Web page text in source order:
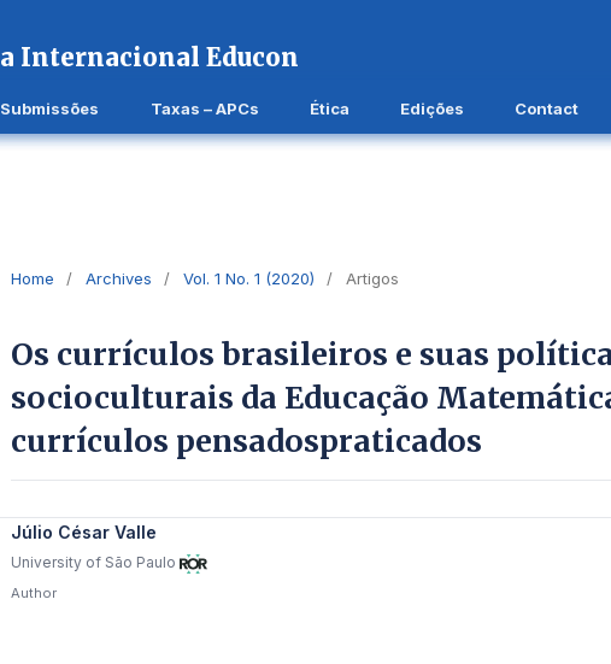
Submissões Taxas – APCs Ética Edições Contact
Home / Archives / Vol. 1 No. 1 (2020) / Artigos
Os currículos brasileiros e suas
socioculturais da Educação
currículos pensadospraticados
Júlio César Valle
University of São Paulo
Author